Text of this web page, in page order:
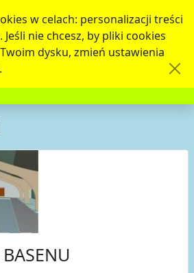
w celach: personalizacji treści
nie chcesz, by pliki cookies
dysku, zmień ustawienia